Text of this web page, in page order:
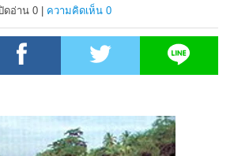
ดอ่าน 0 ความคิดเห็น 0